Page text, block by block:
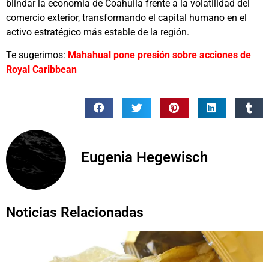
blindar la economía de Coahuila frente a la volatilidad del
comercio exterior, transformando el capital humano en el
activo estratégico más estable de la región.
Te sugerimos: Mahahual pone presión sobre acciones de
Royal Caribbean
Eugenia Hegewisch
Noticias Relacionadas